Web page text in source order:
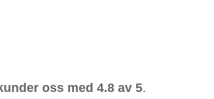
oss med 4.8 av 5.